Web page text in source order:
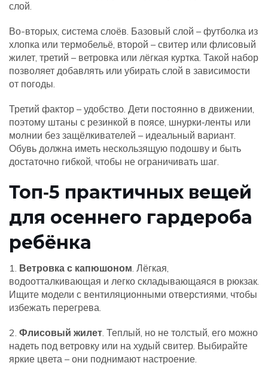
слой.
Во-вторых, система слоёв. Базовый слой – футболка из
хлопка или термобельё, второй – свитер или флисовый
жилет, третий – ветровка или лёгкая куртка. Такой набор
позволяет добавлять или убирать слой в зависимости
от погоды.
Третий фактор – удобство. Дети постоянно в движении,
поэтому штаны с резинкой в поясе, шнурки‑ленты или
молнии без защёлкивателей – идеальный вариант.
Обувь должна иметь нескользящую подошву и быть
достаточно гибкой, чтобы не ограничивать шаг.
Топ‑5 практичных вещей
для осеннего гардероба
ребёнка
1. Ветровка с капюшоном. Лёгкая,
водоотталкивающая и легко складывающаяся в рюкзак.
Ищите модели с вентиляционными отверстиями, чтобы
избежать перегрева.
2. Флисовый жилет. Теплый, но не толстый, его можно
надеть под ветровку или на худый свитер. Выбирайте
яркие цвета – они поднимают настроение.